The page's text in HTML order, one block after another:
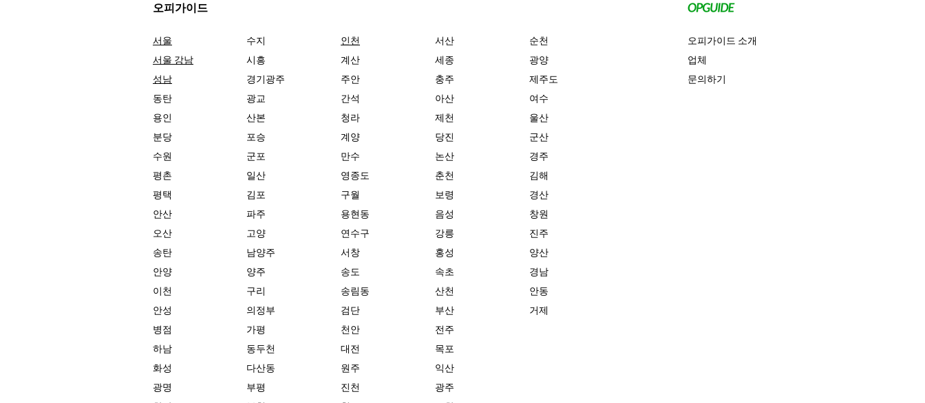
오피가이드
서울
서울 강남
성남
동탄
용인
분당
수원
평촌
평택
안산
오산
송탄
안양
이천
안성
병점
하남
화성
광명
수지
시흥
경기광주
광교
산본
포승
군포
일산
김포
파주
고양
남양주
양주
구리
의정부
가평
동두천
다산동
부평
인천
계산
주안
간석
청라
계양
만수
영종도
구월
용현동
연수구
서창
송도
송림동
검단
천안
대전
원주
진천
서산
세종
충주
아산
제천
당진
논산
춘천
보령
음성
강릉
홍성
속초
산천
부산
전주
목포
익산
광주
순천
광양
제주도
여수
울산
군산
경주
김해
경산
창원
진주
양산
경남
안동
거제
오피가이드 소개
업체
문의하기